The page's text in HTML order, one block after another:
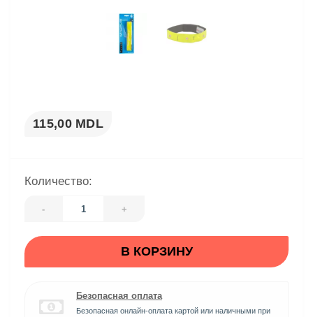
115,00 MDL
Количество:
- +
В КОРЗИНУ
Безопасная оплата
Безопасная онлайн-оплата картой или наличными при